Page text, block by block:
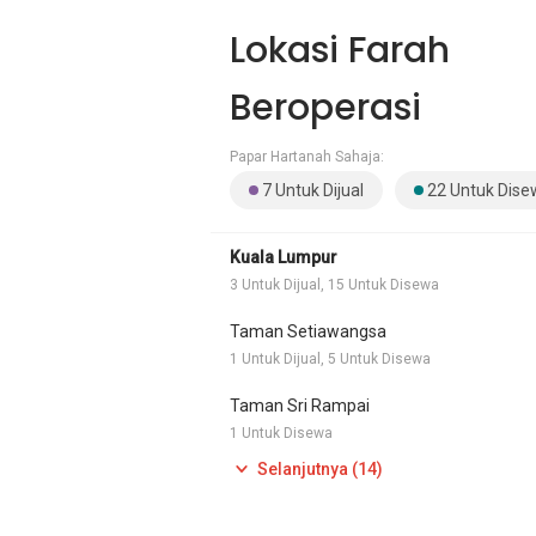
Lokasi Farah
Beroperasi
Papar Hartanah Sahaja:
7 Untuk Dijual 22 Untuk
Kuala Lumpur
3 Untuk Dijual, 15 Untuk Disewa
Taman Setiawangsa
1 Untuk Dijual, 5 Untuk Disewa
Taman Sri Rampai
1 Untuk Disewa
Selanjutnya (14)